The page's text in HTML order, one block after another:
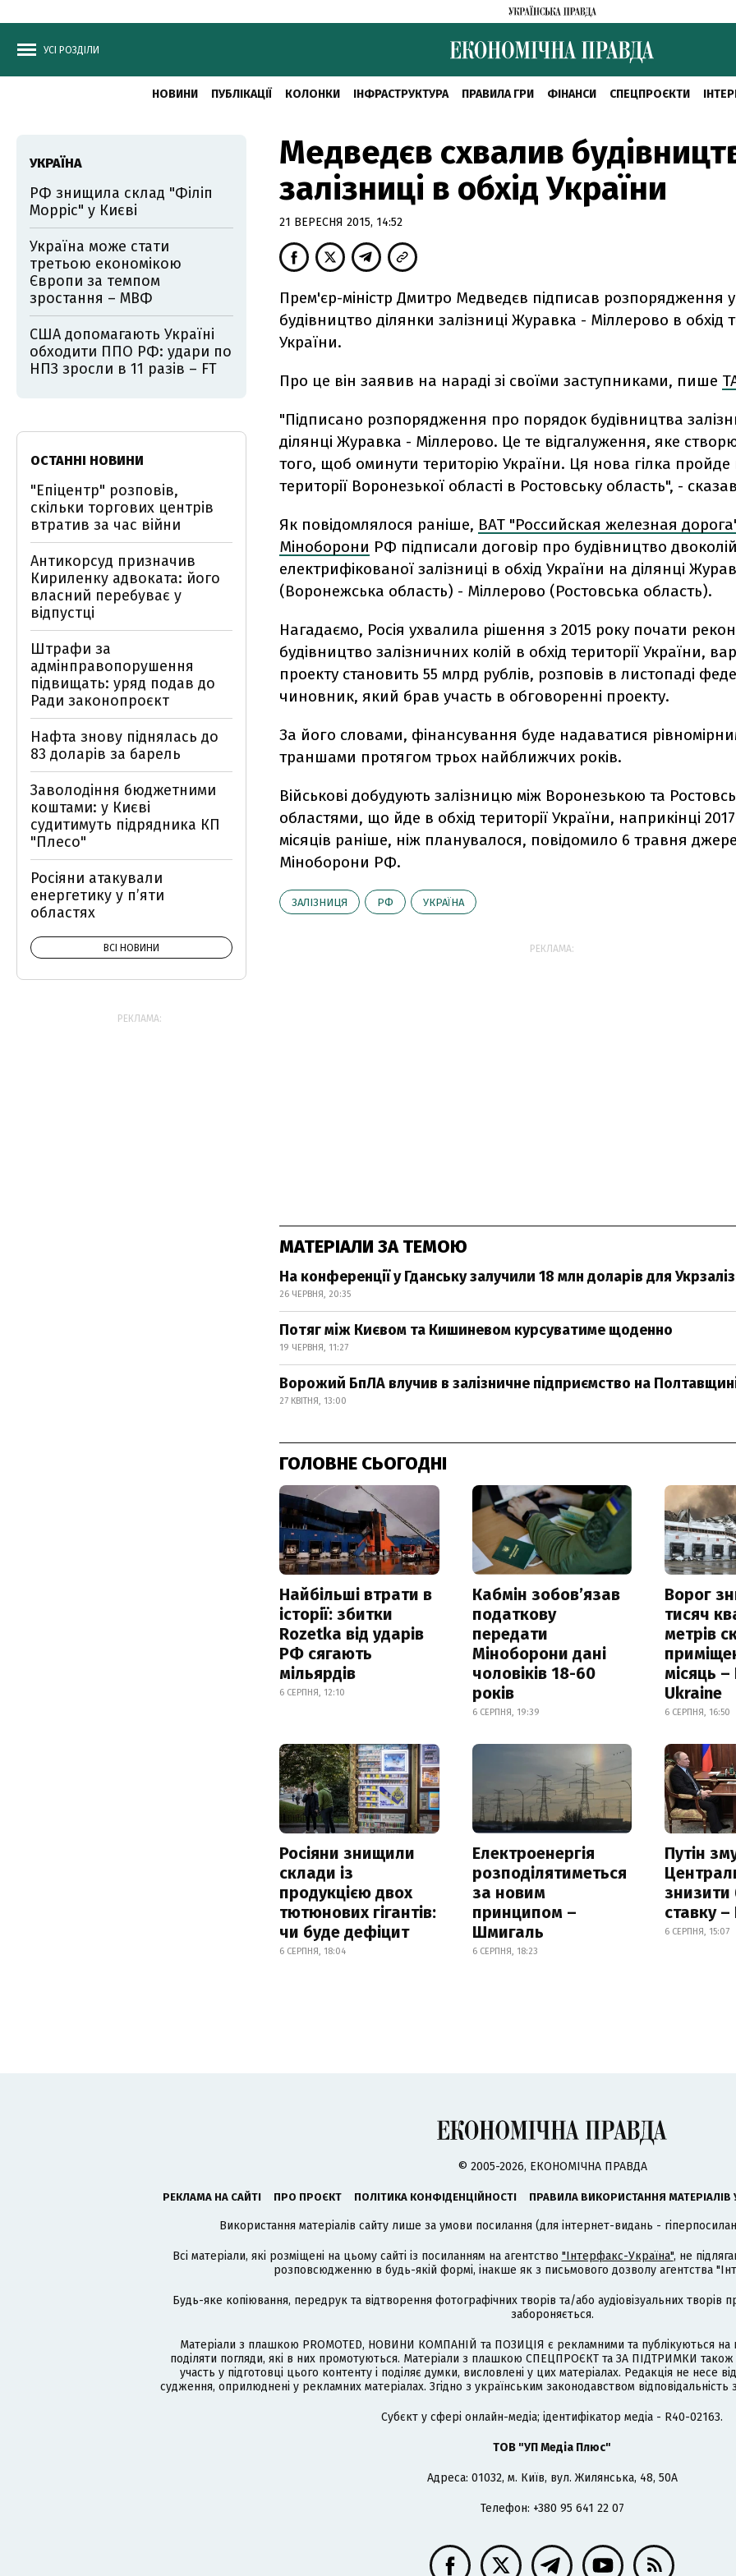
УСІ РОЗДІЛИ
НОВИНИ ПУБЛІКАЦІЇ КОЛОНКИ ІНФРАСТРУКТУРА ПРАВИЛА ГРИ ФІНАНСИ СПЕЦПРОЄКТИ
Медведєв схвалив
залізниці в обхід України
21 ВЕРЕСНЯ 2015, 14:52
Прем'єр-міністр Дмитро Медведєв підписав розпорядження
будівництво ділянки залізниці Журавка - Міллерово в обхід
України.
Про це він заявив на нараді зі своїми заступниками, пише
"Підписано розпорядження про порядок будівництва
ділянці Журавка - Міллерово. Це те відгалуження, яке
того, щоб оминути територію України. Ця нова гілка пройде
території Воронезької області в Ростовську область", -
Як повідомлялося раніше, ВАТ "Российская железная
Міноборони РФ підписали договір про будівництво
електрифікованої залізниці в обхід України на ділянці
(Воронежська область) - Міллерово (Ростовська область).
Нагадаємо, Росія ухвалила рішення з 2015 року почати
будівництво залізничних колій в обхід території України,
проекту становить 55 млрд рублів, розповів в листопаді
чиновник, який брав участь в обговоренні проекту.
За його словами, фінансування буде надаватися
траншами протягом трьох найближчих років.
Військові добудують залізницю між Воронезькою та
областями, що йде в обхід території України, наприкінці
місяців раніше, ніж планувалося, повідомило 6 травня
Міноборони РФ.
ЗАЛІЗНИЦЯ РФ УКРАЇНА
РЕКЛАМА:
МАТЕРІАЛИ ЗА ТЕМОЮ
На конференції у Гданську залучили 18 млн доларів для
26 ЧЕРВНЯ, 20:35
Потяг між Києвом та Кишиневом курсуватиме щоденно
19 ЧЕРВНЯ, 11:27
Ворожий БпЛА влучив в залізничне підприємство на
27 КВІТНЯ, 13:00
ГОЛОВНЕ СЬОГОДНІ
Найбільші втрати в
історії: збитки
Rozetka від ударів
РФ сягають
мільярдів
6 СЕРПНЯ, 12:10
Кабмін зобовʼязав
податкову
передати
Міноборони дані
чоловіків 18-60
років
6 СЕРПНЯ, 19:39
Ворог
тисяч
метрів
місяць –
Ukraine
6 СЕРПНЯ, 16:50
Росіяни знищили
склади із
продукцією двох
тютюнових гігантів:
чи буде дефіцит
6 СЕРПНЯ, 18:04
Електроенергія
розподілятиметься
за новим
принципом –
Шмигаль
6 СЕРПНЯ, 18:23
Путін
знизити
ставку
6 СЕРПНЯ, 15:07
УКРАЇНА
РФ знищила склад "Філіп
Морріс" у Києві
Україна може стати
третьою економікою
Європи за темпом
зростання – МВФ
США допомагають Україні
обходити ППО РФ: удари по
НПЗ зросли в 11 разів – FT
ОСТАННІ НОВИНИ
"Епіцентр" розповів,
скільки торгових центрів
втратив за час війни
Антикорсуд призначив
Кириленку адвоката: його
власний перебуває у
відпустці
Штрафи за
адмінправопорушення
підвищать: уряд подав до
Ради законопроєкт
Нафта знову піднялась до
83 доларів за барель
Заволодіння бюджетними
коштами: у Києві
судитимуть підрядника КП
"Плесо"
Росіяни атакували
енергетику у пʼяти
областях
ВСІ НОВИНИ
РЕКЛАМА:
© 2005-2026, ЕКОНОМІЧНА ПРАВДА
РЕКЛАМА НА САЙТІ ПРО ПРОЄКТ ПОЛІТИКА КОНФІДЕНЦІЙНОСТІ ПРАВИЛА ВИКОРИСТАННЯ МАТЕРІАЛІВ
Використання матеріалів сайту лише за умови посилання (для інтернет-видань -
Всі матеріали, які розміщені на цьому сайті із посиланням на агентство "Інтерфакс-Україна", не
розповсюдженню в будь-якій формі, інакше як з письмового дозволу агентства
Будь-яке копіювання, передрук та відтворення фотографічних творів та/або аудіовізуальних
забороняється.
Матеріали з плашкою PROMOTED, НОВИНИ КОМПАНІЙ та ПОЗИЦІЯ є рекламними та публікуються на
поділяти погляди, які в них промотуються. Матеріали з плашкою СПЕЦПРОЄКТ та ЗА ПІДТРИМКИ
участь у підготовці цього контенту і поділяє думки, висловлені у цих матеріалах. Редакція не несе
судження, оприлюднені у рекламних матеріалах. Згідно з українським законодавством
Cубєкт у сфері онлайн-медіа; ідентифікатор медіа - R40-02163.
ТОВ "УП Медіа Плюс"
Адреса: 01032, м. Київ, вул. Жилянська, 48, 50А
Телефон: +380 95 641 22 07